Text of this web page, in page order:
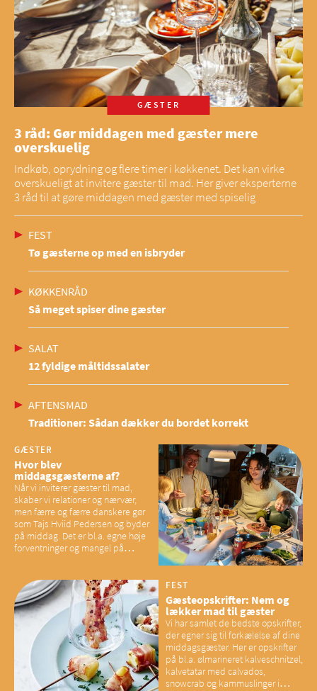
GÆSTER
3 råd: Gør middagen med gæster mere
overskuelig
Indkøb, oprydning og flere timer i køkkenet. Det kan virke
overskueligt at invitere gæster til mad. Her giver eksperterne
3 råd til at gøre middagen med gæster med spiselig
FEST
Tø gæsterne op med en isbryder
KØKKENRÅD
Så meget spiser dine gæster
SALAT
12 fyldige måltidssalater
AFTENSMAD
Traditioner: Sådan dækker du bordet korrekt
GÆSTER
Hvor blev
middagsgæsterne af?
Når vi inviterer gæster til mad,
skaber vi relationer og nærvær,
men færre og færre danskere gør
som Tajs Hviid Pedersen og byder
på middag. Det er bl.a. egne høje
forventninger og mangel på
have konsekvenser for vores
sociale fællesskaber
FEST
Gæsteopskrifter: Nem og
lækker mad til gæster
Vi har samlet de bedste opskrifter,
der egner sig til forkælelse af dine
middagsgæster. Her er opskrifter
på bl.a. ølmarineret kalveschnitzel,
kalvetatar med calvados,
snowcrab og kammuslinger i